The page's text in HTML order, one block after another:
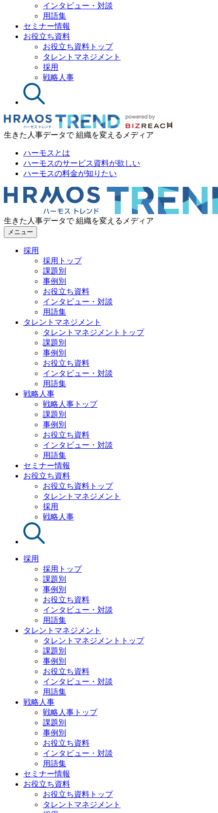
インタビュー・対談
用語集
セミナー情報
お役立ち資料
お役立ち資料トップ
タレントマネジメント
採用
戦略人事
生きた人事データで 組織を変えるメディア
ハーモスとは
ハーモスのサービス資料が欲しい
ハーモスの料金が知りたい
生きた人事データで 組織を変えるメディア
メニュー
採用
採用トップ
課題別
事例別
お役立ち資料
インタビュー・対談
用語集
タレントマネジメント
タレントマネジメントトップ
課題別
事例別
お役立ち資料
インタビュー・対談
用語集
戦略人事
戦略人事トップ
課題別
事例別
お役立ち資料
インタビュー・対談
用語集
セミナー情報
お役立ち資料
お役立ち資料トップ
タレントマネジメント
採用
戦略人事
採用
採用トップ
課題別
事例別
お役立ち資料
インタビュー・対談
用語集
タレントマネジメント
タレントマネジメントトップ
課題別
事例別
お役立ち資料
インタビュー・対談
用語集
戦略人事
戦略人事トップ
課題別
事例別
お役立ち資料
インタビュー・対談
用語集
セミナー情報
お役立ち資料
お役立ち資料トップ
タレントマネジメント